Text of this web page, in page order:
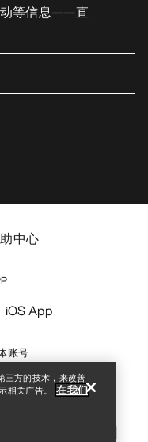
克大衣和Beta
供GORE-TEX
暖选择。
夹克，多
动等信息——直
账号
中心
iOS App
三方的技术，来改善
相关广告。
在我们